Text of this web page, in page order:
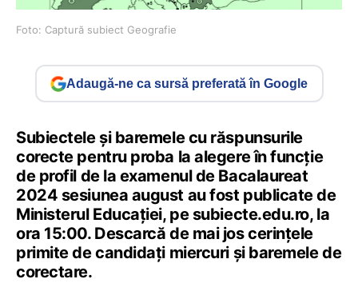
Foto: Captură subiect Geografie
Adaugă-ne ca sursă preferată în Google
Subiectele și baremele cu răspunsurile
corecte pentru proba la alegere în funcție
de profil de la examenul de Bacalaureat
2024 sesiunea august au fost publicate de
Ministerul Educației, pe subiecte.edu.ro, la
ora 15:00. Descarcă de mai jos cerințele
primite de candidați miercuri și baremele de
corectare.